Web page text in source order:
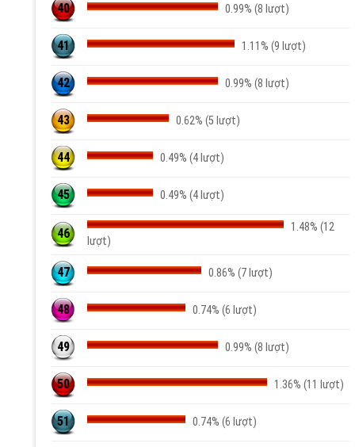
40 0.99% (8 lượt)
41 1.11% (9 lượt)
42 0.99% (8 lượt)
43 0.62% (5 lượt)
44 0.49% (4 lượt)
45 0.49% (4 lượt)
46
1.48% (12
lượt)
47 0.86% (7 lượt)
48 0.74% (6 lượt)
49 0.99% (8 lượt)
50 1.36% (11 lượt)
51 0.74% (6 lượt)